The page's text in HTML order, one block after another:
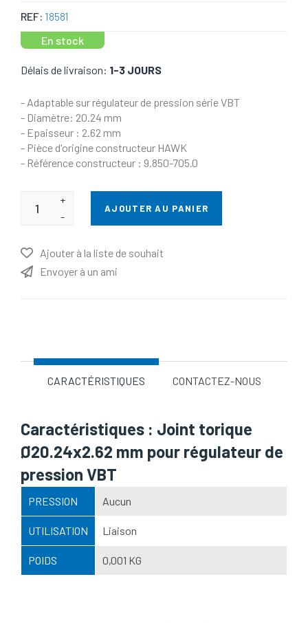
REF: 18581
En stock
Délais de livraison: 1-3 JOURS
- Adaptable sur régulateur de pression série VBT
- Diamètre: 20.24 mm
- Epaisseur : 2.62 mm
- Pièce d'origine constructeur HAWK
- Référence constructeur : 9.850-705.0
+
-
AJOUTER AU PANIER
Ajouter à la liste de souhait
Envoyer à un ami
CARACTÉRISTIQUES CONTACTEZ-NOUS
Caractéristiques : Joint torique
Ø20.24x2.62 mm pour régulateur de
pression VBT
PRESSION Aucun
UTILISATION Liaison
POIDS 0,001 KG